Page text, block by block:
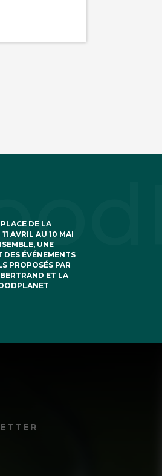
DE LA
AVRIL AU 10 MAI
UNE
DES ÉVÉNEMENTS
PROPOSÉS PAR
ET LA